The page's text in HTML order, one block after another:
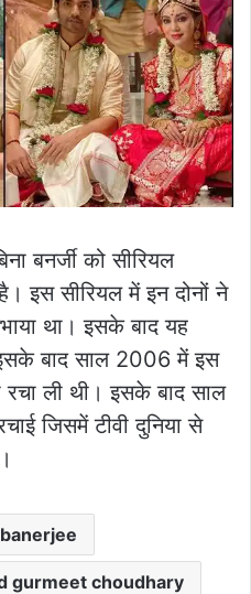
बनर्जी को सीरियल
है। इस सीरियल में इन दोनों ने
था। इसके बाद यह
बाद साल 2006 में इस
ली थी। इसके बाद साल
जिसमें टीवी दुनिया से
gurmeet choudhary